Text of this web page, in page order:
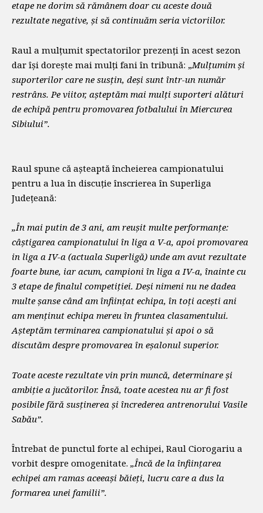
etape ne dorim să rămânem doar cu aceste două
rezultate negative, și să continuăm seria victoriilor.
Raul a mulțumit spectatorilor prezenți în acest sezon
dar își dorește mai mulți fani în tribună: „Mulțumim și
suporterilor care ne susțin, deși sunt într-un număr
restrâns. Pe viitor, așteptăm mai mulți suporteri alături
de echipă pentru promovarea fotbalului în Miercurea
Sibiului”.
Raul spune că așteaptă încheierea campionatului
pentru a lua în discuție înscrierea în Superliga
Județeană:
„În mai putin de 3 ani, am reușit multe performanțe:
câștigarea campionatului în liga a V-a, apoi promovarea
in liga a IV-a (actuala Superligă) unde am avut rezultate
foarte bune, iar acum, campioni în liga a IV-a, înainte cu
3 etape de finalul competiției. Deși nimeni nu ne dadea
multe șanse când am înființat echipa, în toți acești ani
am menținut echipa mereu în fruntea clasamentului.
Așteptăm terminarea campionatului și apoi o să
discutăm despre promovarea în eșalonul superior.
Toate aceste rezultate vin prin muncă, determinare și
ambiție a jucătorilor. Însă, toate acestea nu ar fi fost
posibile fără susținerea și încrederea antrenorului Vasile
Sabău”.
Întrebat de punctul forte al echipei, Raul Ciorogariu a
vorbit despre omogenitate. „Încă de la înființarea
echipei am ramas aceeași băieți, lucru care a dus la
formarea unei familii”.